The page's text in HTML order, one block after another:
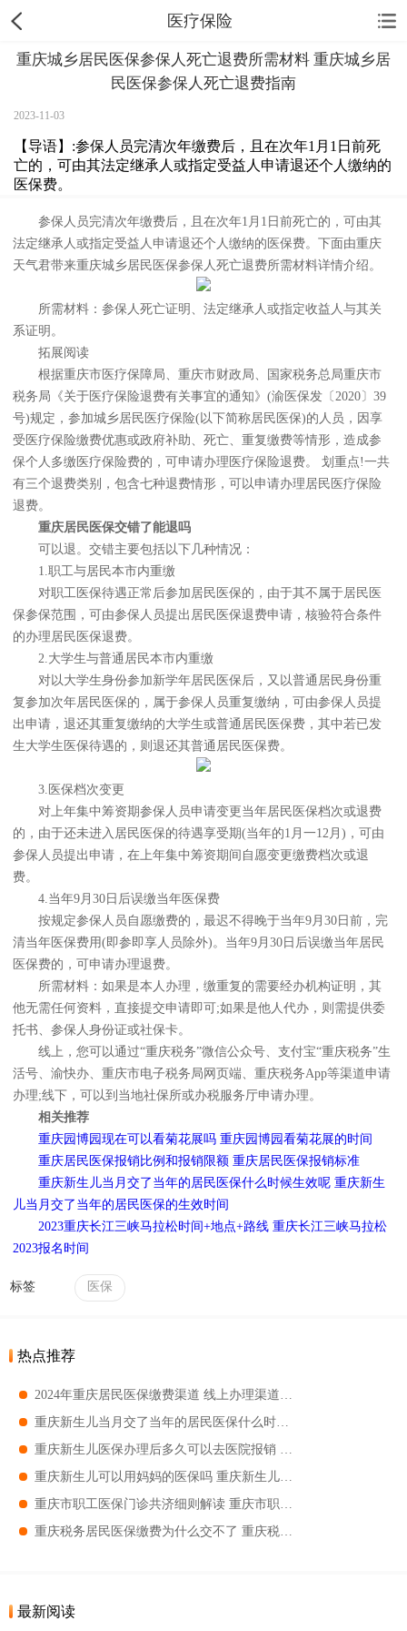
医疗保险
重庆城乡居民医保参保人死亡退费所需材料 重庆城乡居
民医保参保人死亡退费指南
2023-11-03
【导语】:参保人员完清次年缴费后，且在次年1月1日前死
亡的，可由其法定继承人或指定受益人申请退还个人缴纳的
医保费。
参保人员完清次年缴费后，且在次年1月1日前死亡的，可由其
法定继承人或指定受益人申请退还个人缴纳的医保费。下面由重庆
天气君带来重庆城乡居民医保参保人死亡退费所需材料详情介绍。
所需材料：参保人死亡证明、法定继承人或指定收益人与其关
系证明。
拓展阅读
根据重庆市医疗保障局、重庆市财政局、国家税务总局重庆市
税务局《关于医疗保险退费有关事宜的通知》(渝医保发〔2020〕39
号)规定，参加城乡居民医疗保险(以下简称居民医保)的人员，因享
受医疗保险缴费优惠或政府补助、死亡、重复缴费等情形，造成参
保个人多缴医疗保险费的，可申请办理医疗保险退费。 划重点!一共
有三个退费类别，包含七种退费情形，可以申请办理居民医疗保险
退费。
重庆居民医保交错了能退吗
可以退。交错主要包括以下几种情况：
1.职工与居民本市内重缴
对职工医保待遇正常后参加居民医保的，由于其不属于居民医
保参保范围，可由参保人员提出居民医保退费申请，核验符合条件
的办理居民医保退费。
2.大学生与普通居民本市内重缴
对以大学生身份参加新学年居民医保后，又以普通居民身份重
复参加次年居民医保的，属于参保人员重复缴纳，可由参保人员提
出申请，退还其重复缴纳的大学生或普通居民医保费，其中若已发
生大学生医保待遇的，则退还其普通居民医保费。
3.医保档次变更
对上年集中筹资期参保人员申请变更当年居民医保档次或退费
的，由于还未进入居民医保的待遇享受期(当年的1月一12月)，可由
参保人员提出申请，在上年集中筹资期间自愿变更缴费档次或退
费。
4.当年9月30日后误缴当年医保费
按规定参保人员自愿缴费的，最迟不得晚于当年9月30日前，完
清当年医保费用(即参即享人员除外)。当年9月30日后误缴当年居民
医保费的，可申请办理退费。
所需材料：如果是本人办理，缴重复的需要经办机构证明，其
他无需任何资料，直接提交申请即可;如果是他人代办，则需提供委
托书、参保人身份证或社保卡。
线上，您可以通过“重庆税务”微信公众号、支付宝“重庆税务”生
活号、渝快办、重庆市电子税务局网页端、重庆税务App等渠道申请
办理;线下，可以到当地社保所或办税服务厅申请办理。
相关推荐
重庆园博园现在可以看菊花展吗 重庆园博园看菊花展的时间
重庆居民医保报销比例和报销限额 重庆居民医保报销标准
重庆新生儿当月交了当年的居民医保什么时候生效呢 重庆新生
儿当月交了当年的居民医保的生效时间
2023重庆长江三峡马拉松时间+地点+路线 重庆长江三峡马拉松
2023报名时间
标签 医保
热点推荐
最新阅读